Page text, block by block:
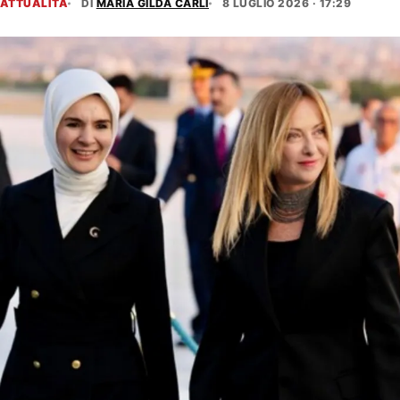
ATTUALITÀ DI MARIA GILDA CARLI 8 LUGLIO 2026 · 17:29